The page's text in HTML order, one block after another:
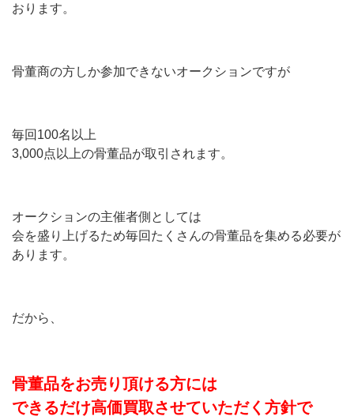
おります。
骨董商の方しか参加できないオークションですが
毎回100名以上
3,000点以上の骨董品が取引されます。
オークションの主催者側としては
会を盛り上げるため毎回たくさんの骨董品を集める必要が
あります。
だから、
骨董品をお売り頂ける方には
できるだけ高価買取させていただく方針で